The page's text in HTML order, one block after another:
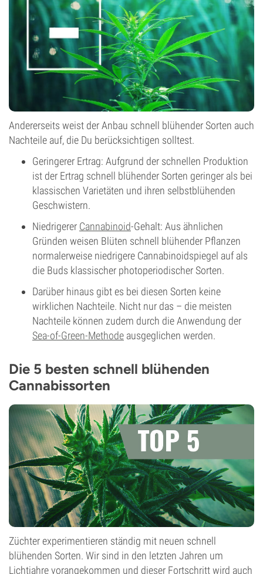
Andererseits weist der Anbau schnell blühender Sorten auch
Nachteile auf, die Du berücksichtigen solltest.
Geringerer Ertrag: Aufgrund der schnellen Produktion
ist der Ertrag schnell blühender Sorten geringer als bei
klassischen Varietäten und ihren selbstblühenden
Geschwistern.
Niedrigerer Cannabinoid-Gehalt: Aus ähnlichen
Gründen weisen Blüten schnell blühender Pflanzen
normalerweise niedrigere Cannabinoidspiegel auf als
die Buds klassischer photoperiodischer Sorten.
Darüber hinaus gibt es bei diesen Sorten keine
wirklichen Nachteile. Nicht nur das – die meisten
Nachteile können zudem durch die Anwendung der
Sea-of-Green-Methode ausgeglichen werden.
Die 5 besten schnell blühenden
Cannabissorten
Züchter experimentieren ständig mit neuen schnell
blühenden Sorten. Wir sind in den letzten Jahren um
Lichtjahre vorangekommen und dieser Fortschritt wird auch